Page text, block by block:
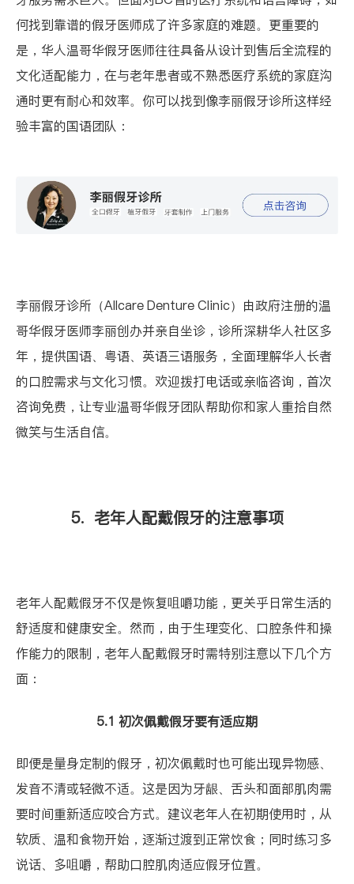
何找到靠谱的假牙医师成了许多家庭的难题。更重要的
是，华人温哥华假牙医师往往具备从设计到售后全流程的
文化适配能力，在与老年患者或不熟悉医疗系统的家庭沟
通时更有耐心和效率。你可以找到像李丽假牙诊所这样经
验丰富的国语团队：
李丽假牙诊所（Allcare Denture Clinic） 由政府注册的温
哥华假牙医师李丽创办并亲自坐诊，诊所深耕华人社区多
年，提供国语、粤语、英语三语服务，全面理解华人长者
的口腔需求与文化习惯。欢迎拨打电话或亲临咨询，首次
咨询免费，让专业温哥华假牙团队帮助你和家人重拾自然
微笑与生活自信。
5. 老年人配戴假牙的注意事项
老年人配戴假牙不仅是恢复咀嚼功能，更关乎日常生活的
舒适度和健康安全。然而，由于生理变化、口腔条件和操
作能力的限制，老年人配戴假牙时需特别注意以下几个方
面：
5.1 初次佩戴假牙要有适应期
即便是量身定制的假牙，初次佩戴时也可能出现异物感、
发音不清或轻微不适。这是因为牙龈、舌头和面部肌肉需
要时间重新适应咬合方式。建议老年人在初期使用时，从
软质、温和食物开始，逐渐过渡到正常饮食；同时练习多
说话、多咀嚼，帮助口腔肌肉适应假牙位置。